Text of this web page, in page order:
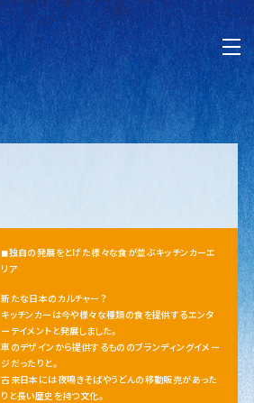
◼︎独自の発展をとげた様々な食が並ぶキッチンカーエ
リア
新たな日本のカルチャー？
キッチンカーは今や様々な種類の食を提供するエンタ
ーテイメントと発展しました。
車のデザインから提供するもののブランディングイメー
ジだったりと。
古来日本には夜鳴きそばやうどんの移動販売があった
りと長い歴史を持つ文化。